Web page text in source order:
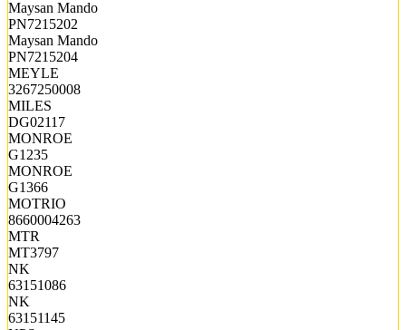
Maysan Mando
PN7215202
Maysan Mando
PN7215204
MEYLE
3267250008
MILES
DG02117
MONROE
G1235
MONROE
G1366
MOTRIO
8660004263
MTR
MT3797
NK
63151086
NK
63151145